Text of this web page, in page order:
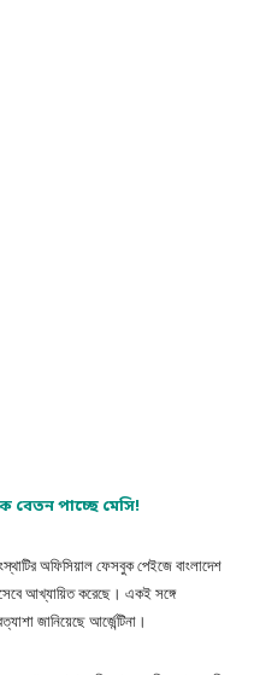
বেতন পাচ্ছে মেসি!
অফিসিয়াল ফেসবুক পেইজে বাংলাদেশ
আখ্যায়িত করেছে। একই সঙ্গে
জানিয়েছে আর্জেন্টিনা।